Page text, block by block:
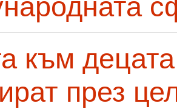
към
през